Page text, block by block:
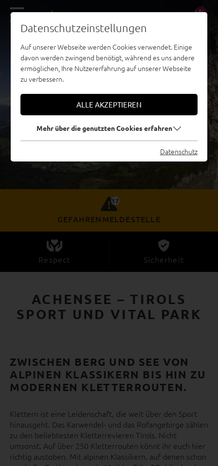
DE EN
17
GEFAHRENMELDESTELLE
Respect Sicherheit
ACHENSEE – TIROLS
SPORT UND VITAL PARK
ZWISCHEN BERG UND SEE VON
ALPINEN KLASSIKERN BIS HIN ZU
MODERNEN KLETTERROUTEN.
Klettern ist eine Leidenschaft, die weit über den Sport
hinausgeht. Das Karwendel- und das Rofangebirge zählen
zu den beliebtesten Kletterrevieren Tirols. Nicht
umsonst. Auf über 250 Kletterrouten könnt ihr euch hier
richtig austoben. Mit alpinen Klassikern, auf denen schon
Datenschutzeinstellungen
Auf unserer Webseite werden Cookies verwendet. Einige
davon werden zwingend benötigt, während es uns andere
ermöglichen, Ihre Nutzererfahrung auf unserer Webseite
zu verbessern.
ALLE AKZEPTIEREN
Mehr über die genutzten Cookies erfahren
Datenschutz